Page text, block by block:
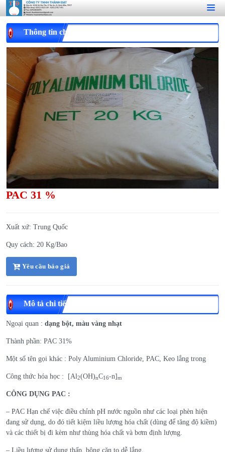
Thông tin chi tiết
PAC 31 %
Xuất xứ: Trung Quốc
Quy cách: 20 Kg/Bao
Yêu cầu báo giá
Mô tả chi tiết
Ngoại quan : dạng bột, màu vàng nhạt
Thành phần: PAC 31%
Một số tên gọi khác : Poly Aluminium Chloride, PAC, Keo lắng trong
Công thức hóa học : [Al2(OH)nC16-n]m
CÔNG DỤNG PAC :
– PAC Hạn chế việc điều chỉnh pH nước nguồn như các loại phèn hiện
đang sử dụng, do đó tiết kiệm liều lượng hóa chất (dùng để tăng độ kiềm)
và các thiết bị đi kèm như thùng hóa chất và bơm định lượng.
– Liều lượng sử dụng thấp, bông cặn to dễ lắng.